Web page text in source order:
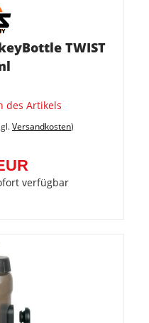
TWIST
des Artikels
Versandkosten)
verfügbar